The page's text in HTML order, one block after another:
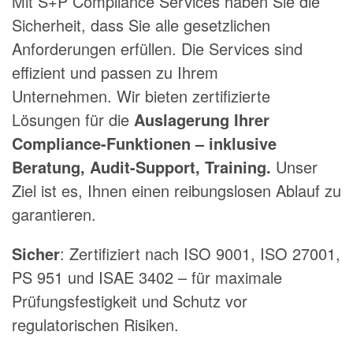
Sicherheit, dass Sie alle gesetzlichen
Anforderungen erfüllen. Die Services sind
effizient und passen zu Ihrem
Unternehmen. Wir bieten zertifizierte
Lösungen für die Auslagerung Ihrer
Compliance-Funktionen – inklusive
Beratung, Audit-Support, Training. Unser
Ziel ist es, Ihnen einen reibungslosen Ablauf zu
garantieren.
Sicher: Zertifiziert nach ISO 9001, ISO 27001,
PS 951 und ISAE 3402 – für maximale
Prüfungsfestigkeit und Schutz vor
regulatorischen Risiken.